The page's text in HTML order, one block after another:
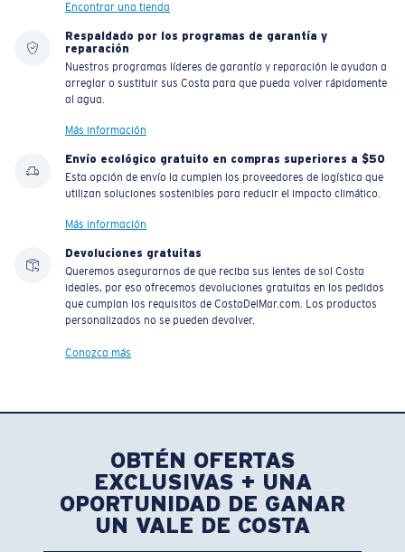
Encontrar una tienda
Respaldado por los programas de garantía y
reparación
Nuestros programas líderes de garantía y reparación le ayudan a
arreglar o sustituir sus Costa para que pueda volver rápidamente
al agua.
Más información
Envío ecológico gratuito en compras superiores a $50
Esta opción de envío la cumplen los proveedores de logística que
utilizan soluciones sostenibles para reducir el impacto climático.
Más información
Devoluciones gratuitas
Queremos asegurarnos de que reciba sus lentes de sol Costa
ideales, por eso ofrecemos devoluciones gratuitas en los pedidos
que cumplan los requisitos de CostaDelMar.com. Los productos
personalizados no se pueden devolver.
Conozca más
OBTÉN OFERTAS
EXCLUSIVAS + UNA
OPORTUNIDAD DE GANAR
UN VALE DE COSTA